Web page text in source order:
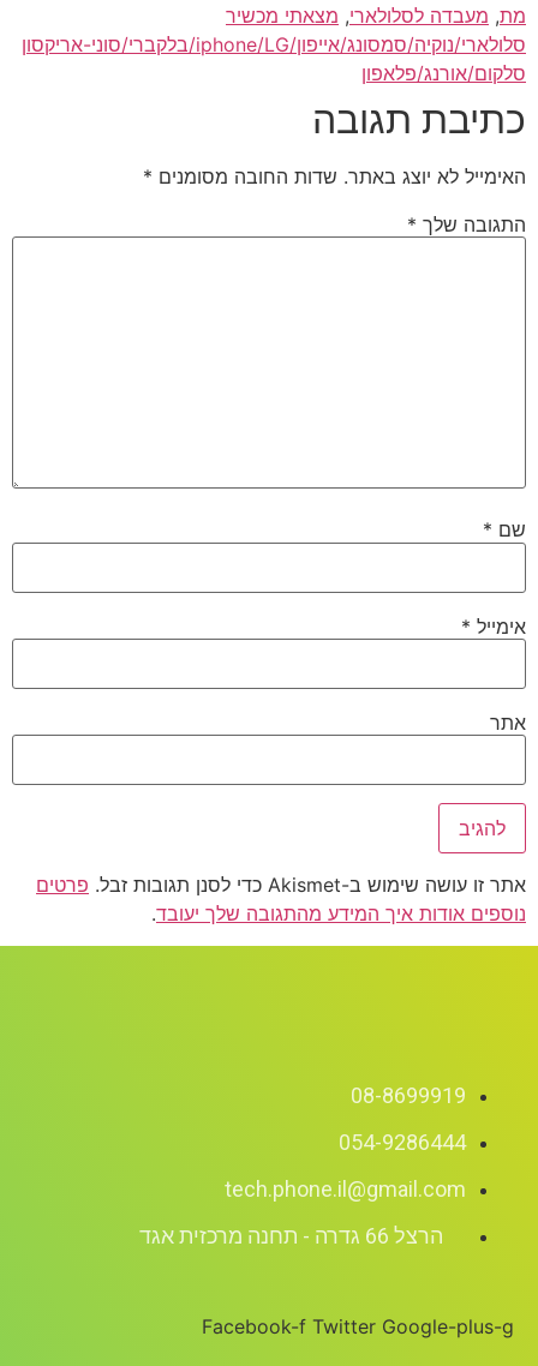
מת, מעבדה לסלולארי, מצאתי מכשיר
סלולארי/נוקיה/סמסונג/אייפון/iphone/LG/בלקברי/סוני-אריקסון
סלקום/אורנג/פלאפון
כתיבת תגובה
האימייל לא יוצג באתר. שדות החובה מסומנים *
התגובה שלך *
שם *
אימייל *
אתר
אתר זו עושה שימוש ב-Akismet כדי לסנן תגובות זבל.
פרטים
נוספים אודות איך המידע מהתגובה שלך יעובד.
08-8699919
054-9286444
tech.phone.il@gmail.com
הרצל 66 גדרה - תחנה מרכזית אגד
Facebook-f Twitter Google-plus-g